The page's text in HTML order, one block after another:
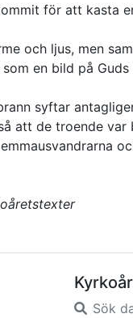
för att kasta
och ljus, men
en bild på
syftar
att de troende
Sök